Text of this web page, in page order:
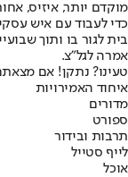
מוקדם יותר, איזיס,
כדי לעבוד עם איש
בית לגור בו ותוך
אמרה לגל"צ.
טעינו? נתקן! אם
איחוד האמירויות
מדורים
ספורט
תרבות ובידור
לייף סטייל
אוכל